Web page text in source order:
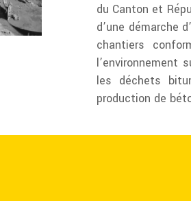
du Canton et
d’une démarche
chantiers
l’environnement
les déchets
production de